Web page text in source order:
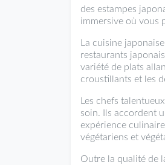
des estampes
immersive où vous
La cuisine
restaurants
variété de plats
croustillants et les
Les chefs
soin. Ils accordent
expérience
végétariens et
Outre la qualité de